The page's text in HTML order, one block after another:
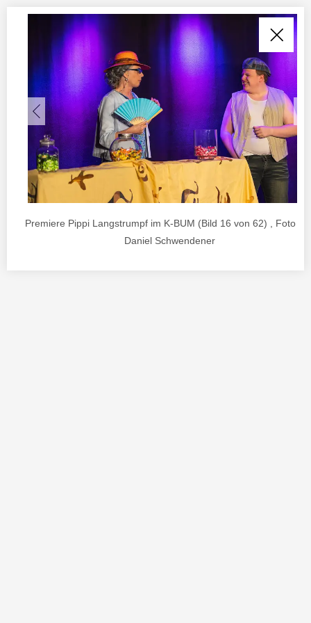
Premiere Pippi Langstrumpf im K-BUM (Bild 16 von 62) , Foto
Daniel Schwendener